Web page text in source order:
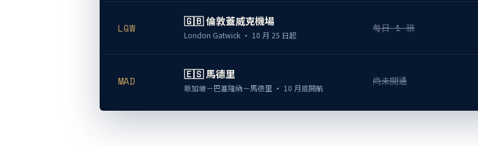
LGW 🇬🇧 倫敦蓋威克機場
London Gatwick · 10 月 25 日起
每日 1 班
MAD 🇪🇸 馬德里
新加坡－巴塞隆納－馬德里 · 10 月底開航
尚未開通